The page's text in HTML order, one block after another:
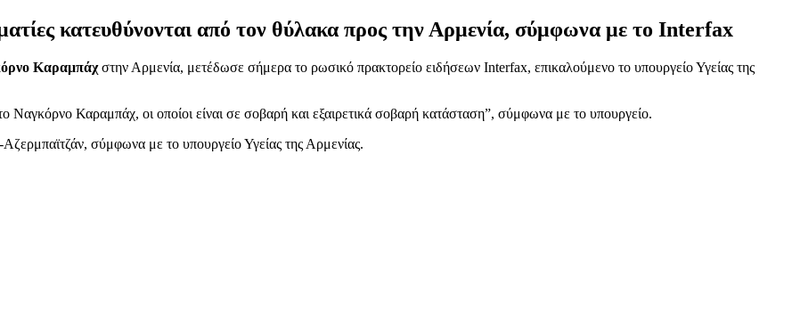
κατευθύνονται από τον θύλακα προς την Αρμενία, σύμφωνα με το Interfax
Καραμπάχστην Αρμενία, μετέδωσε σήμερα το ρωσικό πρακτορείο ειδήσεων Interfax, επικαλούμενο το υπουργείο Υγείας της
Καραμπάχ, οι οποίοι είναι σε σοβαρή και εξαιρετικά σοβαρή κατάσταση”, σύμφωνα με το υπουργείο.
σύμφωνα με το υπουργείο Υγείας της Αρμενίας.